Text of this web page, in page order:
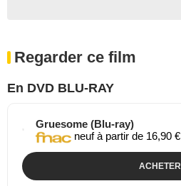
Regarder ce film
En DVD BLU-RAY
Gruesome (Blu-ray)
neuf à partir de